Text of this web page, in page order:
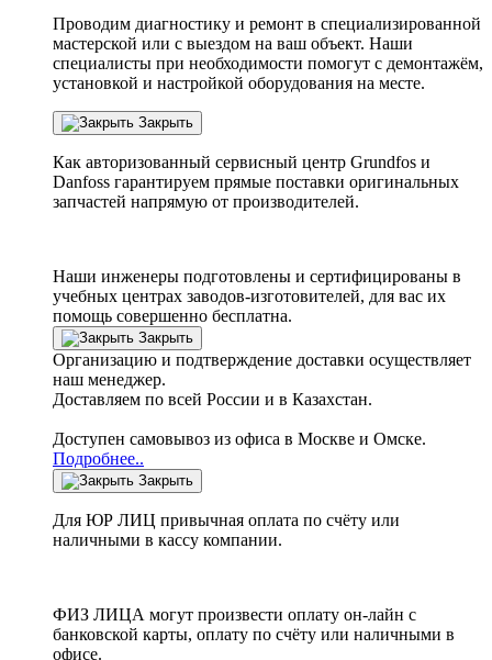
Проводим диагностику и ремонт в специализированной
мастерской или с выездом на ваш объект. Наши
специалисты при необходимости помогут с демонтажём,
установкой и настройкой оборудования на месте.
Закрыть
Как авторизованный сервисный центр Grundfos и
Danfoss гарантируем прямые поставки оригинальных
запчастей напрямую от производителей.
Наши инженеры подготовлены и сертифицированы в
учебных центрах заводов-изготовителей, для вас их
помощь совершенно бесплатна.
Закрыть
Организацию и подтверждение доставки осуществляет
наш менеджер.
Доставляем по всей России и в Казахстан.
Доступен самовывоз из офиса в Москве и Омске.
Подробнее..
Закрыть
Для ЮР ЛИЦ привычная оплата по счёту или
наличными в кассу компании.
ФИЗ ЛИЦА могут произвести оплату он-лайн с
банковской карты, оплату по счёту или наличными в
офисе.